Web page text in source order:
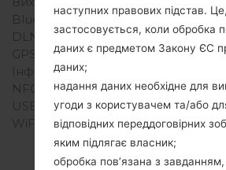
Bluetooth
Версія
DLNA
Ні
GPS
Так, A-
Інфрачервоний порт
NFC
Так
USB
WiFi
Wi-
наступних правових підстав.
застосовується, коли обробка
даних є предметом Закону ЄС
даних;
надання даних необхідне для
угоди з користувачем та/або
відповідних переддоговірних
яким підлягає власник;
обробка пов’язана з